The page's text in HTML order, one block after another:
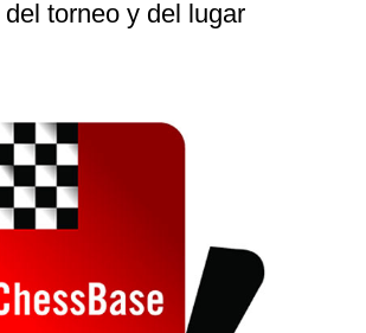
torneo y del lugar